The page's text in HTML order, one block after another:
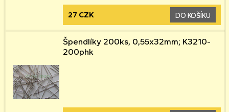
27 CZK DO KOŠÍKU
Špendlíky 200ks, 0,55x32mm; K3210-
200phk